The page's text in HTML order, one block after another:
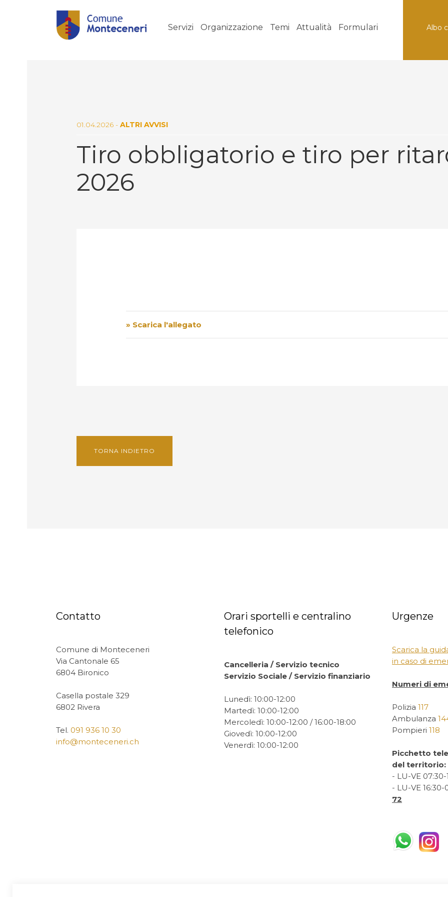
Servizi Organizzazione Temi Attualità Formulari Albo
01.04.2026 - ALTRI AVVISI
Tiro obbligatorio e tiro per
2026
» Scarica l'allegato
TORNA INDIETRO
Contatto
Comune di Monteceneri
Via Cantonale 65
6804 Bironico
Casella postale 329
6802 Rivera
Tel. 091 936 10 30
info@monteceneri.ch
Orari sportelli e centralino
telefonico
Cancelleria / Servizio tecnico
Servizio Sociale / Servizio finanziario
Lunedì: 10:00-12:00
Martedì: 10:00-12:00
Mercoledì: 10:00-12:00 / 16:00-18:00
Giovedì: 10:00-12:00
Venerdì: 10:00-12:00
Urgenze
Scarica la
in caso di
Numeri di
Polizia 117
Ambulanza
Pompieri 118
Picchetto
del territorio:
- LU-VE 07:30-
- LU-VE
72